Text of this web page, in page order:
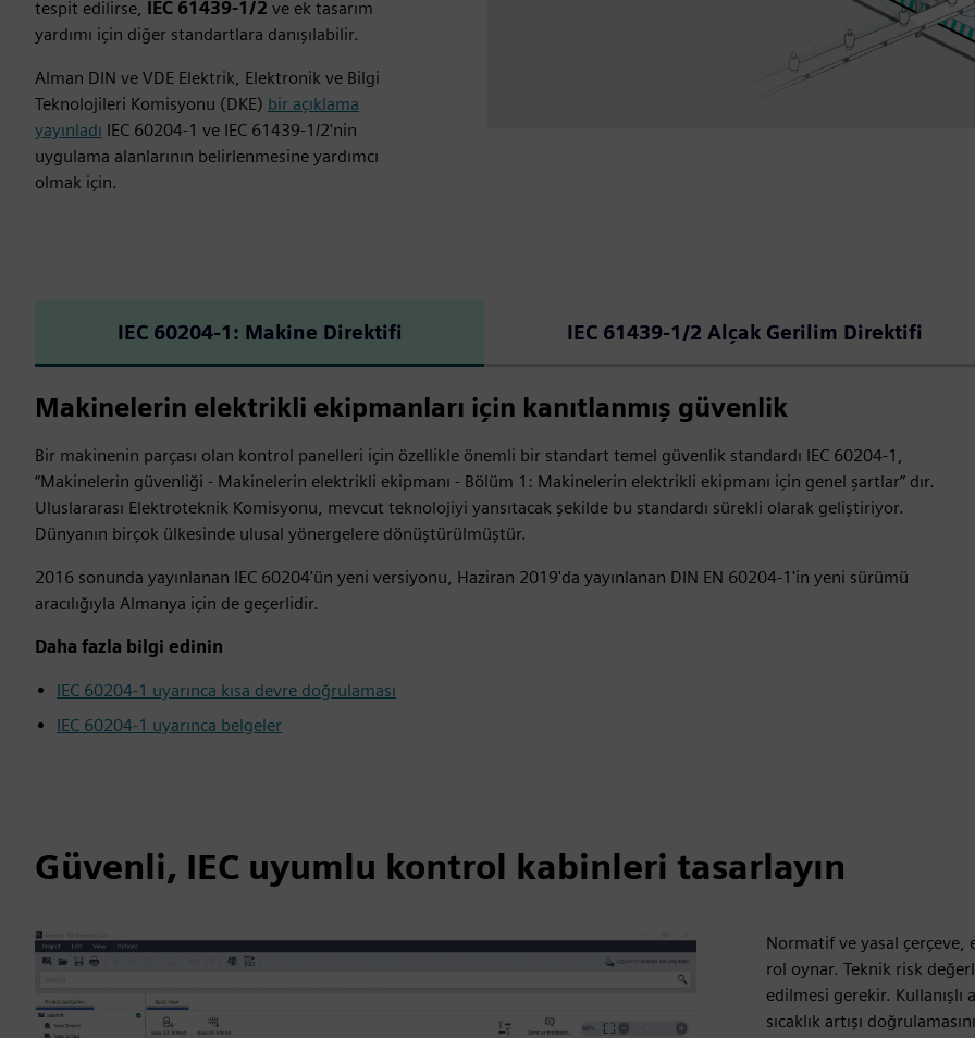
tespit edilirse, IEC 61439-1/2 ve ek tasarım
yardımı için diğer standartlara danışılabilir.
Alman DIN ve VDE Elektrik, Elektronik ve Bilgi
Teknolojileri Komisyonu (DKE) bir açıklama
yayınladı IEC 60204-1 ve IEC 61439-1/2'nin
uygulama alanlarının belirlenmesine yardımcı
olmak için.
IEC 60204-1: Makine Direktifi IEC 61439‑1/2 Alçak Gerilim Direktifi
Makinelerin elektrikli ekipmanları için kanıtlanmış güvenlik
Bir makinenin parçası olan kontrol panelleri için özellikle önemli bir standart temel güvenlik standardı IEC 60204-1,
“Makinelerin güvenliği - Makinelerin elektrikli ekipmanı - Bölüm 1: Makinelerin elektrikli ekipmanı için genel şartlar” dır.
Uluslararası Elektroteknik Komisyonu, mevcut teknolojiyi yansıtacak şekilde bu standardı sürekli olarak geliştiriyor.
Dünyanın birçok ülkesinde ulusal yönergelere dönüştürülmüştür.
2016 sonunda yayınlanan IEC 60204'ün yeni versiyonu, Haziran 2019'da yayınlanan DIN EN 60204-1'in yeni sürümü
aracılığıyla Almanya için de geçerlidir.
Daha fazla bilgi edinin
IEC 60204-1 uyarınca kısa devre doğrulaması
IEC 60204-1 uyarınca belgeler
Güvenli, IEC uyumlu kontrol kabinleri tasarlayın
Normatif ve yasal
rol oynar. Teknik risk
edilmesi gerekir. Kullanışlı
sıcaklık artışı